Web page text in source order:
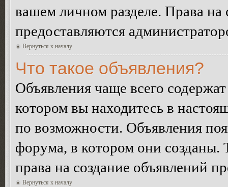
вашем личном разделе. Права
предоставляются
Вернуться к началу
Что такое объявления?
Объявления чаще всего
котором вы находитесь в
по возможности. Объявления
форума, в котором они
права на создание объявлений
Вернуться к началу